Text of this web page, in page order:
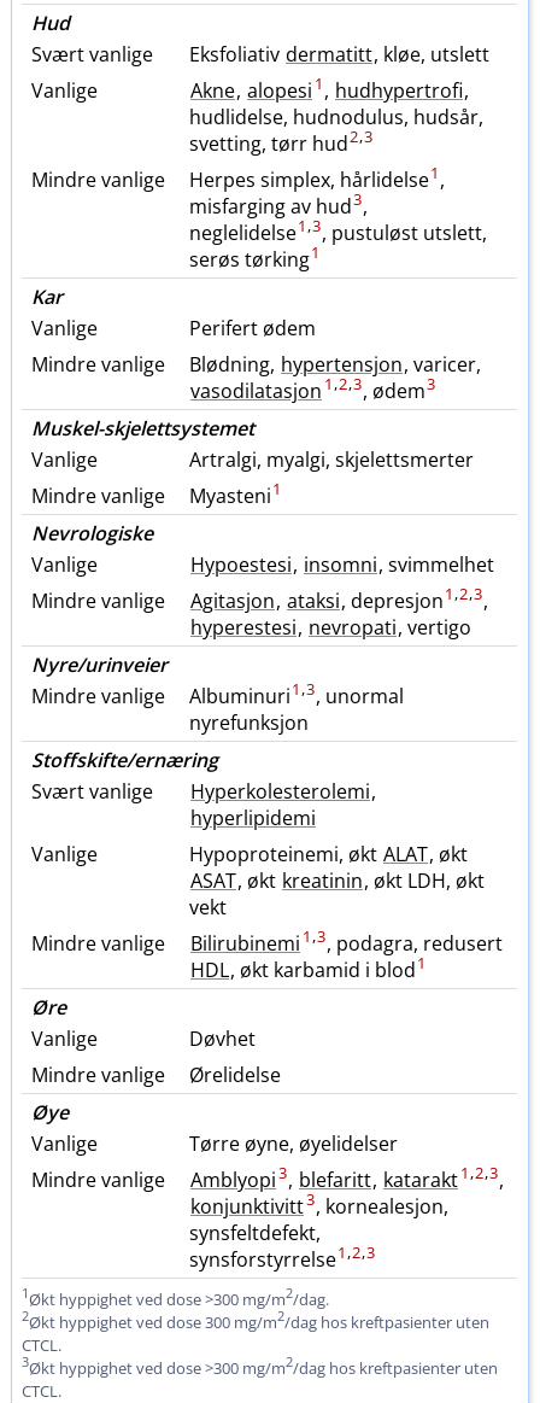
Hud
Svært vanlige
Eksfoliativ dermatitt, kløe, utslett
Vanlige
Akne, alopesi 1 , hudhypertrofi,
hudlidelse, hudnodulus, hudsår,
svetting, tørr hud2,3
Mindre vanlige Herpes simplex, hårlidelse1 ,
misfarging av hud3,
neglelidelse1,3, pustuløst utslett,
serøs tørking1
Kar
Vanlige
Perifert ødem
Mindre vanlige
Blødning, hypertensjon, varicer,
vasodilatasjon 1,2,3, ødem3
Muskel-skjelettsystemet
Vanlige
Artralgi, myalgi, skjelettsmerter
Mindre vanlige
Myasteni1
Nevrologiske
Vanlige
Hypoestesi, insomni, svimmelhet
Mindre vanlige
Agitasjon, ataksi, depresjon1,2,3,
hyperestesi, nevropati, vertigo
Nyre​/​urinveier
Mindre vanlige
Albuminuri1,3, unormal
nyrefunksjon
Stoffskifte​/​ernæring
Svært vanlige
Hyperkolesterolemi,
hyperlipidemi
Vanlige
Hypoproteinemi, økt ALAT, økt
ASAT, økt kreatinin, økt LDH, økt
vekt
Mindre vanlige
Bilirubinemi 1,3, podagra, redusert
HDL, økt karbamid i blod1
Øre
Vanlige
Døvhet
Mindre vanlige
Ørelidelse
Øye
Vanlige
Tørre øyne, øyelidelser
Mindre vanlige
Amblyopi3, blefaritt, katarakt1,2,3,
konjunktivitt3, kornealesjon,
synsfeltdefekt,
synsforstyrrelse1,2,3
1Økt hyppighet ved dose >300 mg​/​m2/dag.
2Økt hyppighet ved dose 300 mg​/​m2/dag hos kreftpasienter uten
CTCL.
3Økt hyppighet ved dose >300 mg​/​m2/dag hos kreftpasienter uten
CTCL.